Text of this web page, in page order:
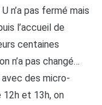
n’a pas fermé mais
l’accueil de
centaines
n’a pas changé…
avec des micro-
et 13h, on